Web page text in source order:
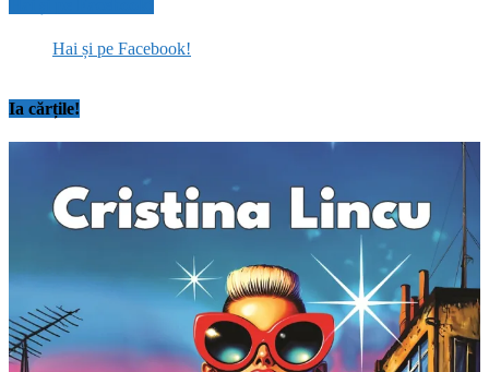
Hai și pe Facebook!
Ia cărțile!